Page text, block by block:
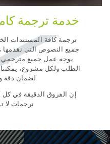
خدمة ترجمة
ترجمة كافة المستندات
جميع النصوص التي نقدمها
يوجه عمل جميع مترجمي
الطلب ولكل مشروع،
لضمان دقة
إن الفروق الدقيقة في
ترجمات لا